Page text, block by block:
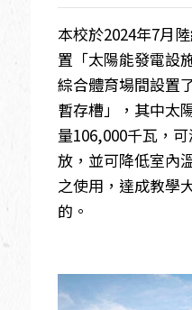
本校於2024年7月
置「太陽能發電設
綜合體育場間設置
暫存槽」，其中太
量106,000千瓦，
放，並可降低室內
之使用，達成教學
的。